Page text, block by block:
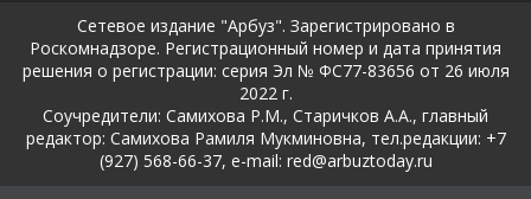
Сетевое издание "Арбуз". Зарегистрировано в
Роскомнадзоре. Регистрационный номер и дата принятия
решения о регистрации: серия Эл № ФС77-83656 от 26 июля
2022 г.
Соучредители: Самихова Р.М., Старичков А.А., главный
редактор: Самихова Рамиля Мукминовна, тел.редакции: +7
(927) 568-66-37, e-mail: red@arbuztoday.ru